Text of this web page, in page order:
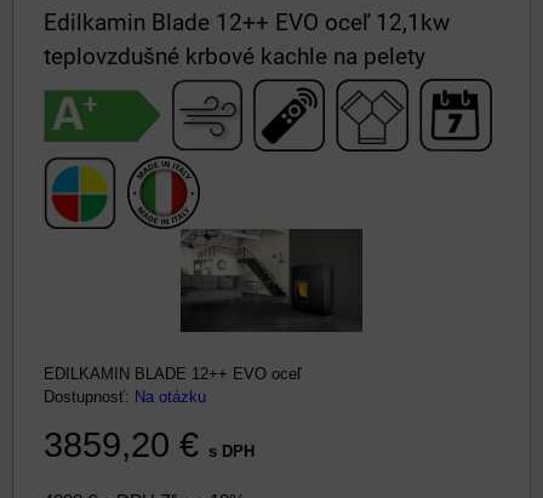
Edilkamin Blade 12++ EVO oceľ 12,1kw
teplovzdušné krbové kachle na pelety
EDILKAMIN BLADE 12++ EVO oceľ
Dostupnosť: Na otázku
3859,20 € s DPH